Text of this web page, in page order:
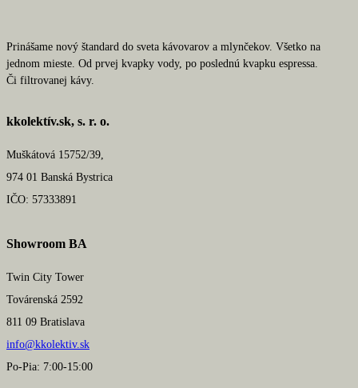
Prinášame nový štandard do sveta kávovarov a mlynčekov. Všetko na
jednom mieste. Od prvej kvapky vody, po poslednú kvapku espressa.
Či filtrovanej kávy.
kkolektív.sk, s. r. o.
Muškátová 15752/39,
974 01 Banská Bystrica
IČO: 57333891
Showroom BA
Twin City Tower
Továrenská 2592
811 09 Bratislava
info@kkolektiv.sk
Po-Pia: 7:00-15:00